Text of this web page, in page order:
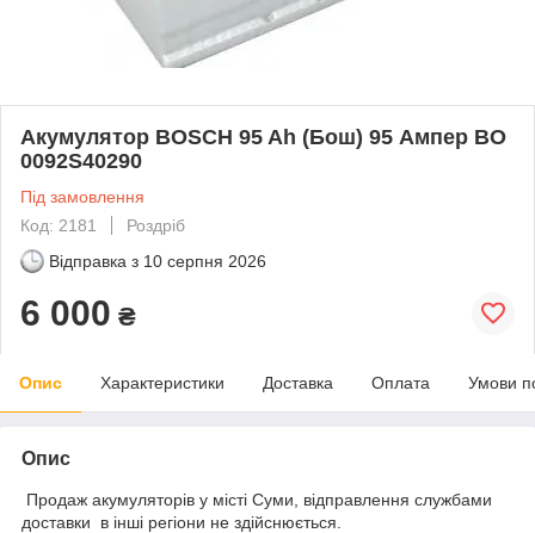
Акумулятор BOSCH 95 Ah (Бош) 95 Ампер BO
0092S40290
Під замовлення
Код: 2181
Роздріб
Відправка з 10 серпня 2026
6 000 ₴
Опис Характеристики Доставка Оплата Умови
Опис
Продаж акумуляторів у місті Суми, відправлення службами
доставки в інші регіони не здійснюється.